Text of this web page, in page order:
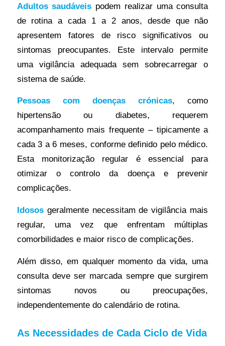
Adultos saudáveis podem realizar uma consulta
de rotina a cada 1 a 2 anos, desde que não
apresentem fatores de risco significativos ou
sintomas preocupantes. Este intervalo permite
uma vigilância adequada sem sobrecarregar o
sistema de saúde.
Pessoas com doenças crónicas, como
hipertensão ou diabetes, requerem
acompanhamento mais frequente – tipicamente a
cada 3 a 6 meses, conforme definido pelo médico.
Esta monitorização regular é essencial para
otimizar o controlo da doença e prevenir
complicações.
Idososgeralmente necessitam de vigilância mais
regular, uma vez que enfrentam múltiplas
comorbilidades e maior risco de complicações.
Além disso, em qualquer momento da vida, uma
consulta deve ser marcada sempre que surgirem
sintomas novos ou preocupações,
independentemente do calendário de rotina.
As Necessidades de Cada Ciclo de Vida